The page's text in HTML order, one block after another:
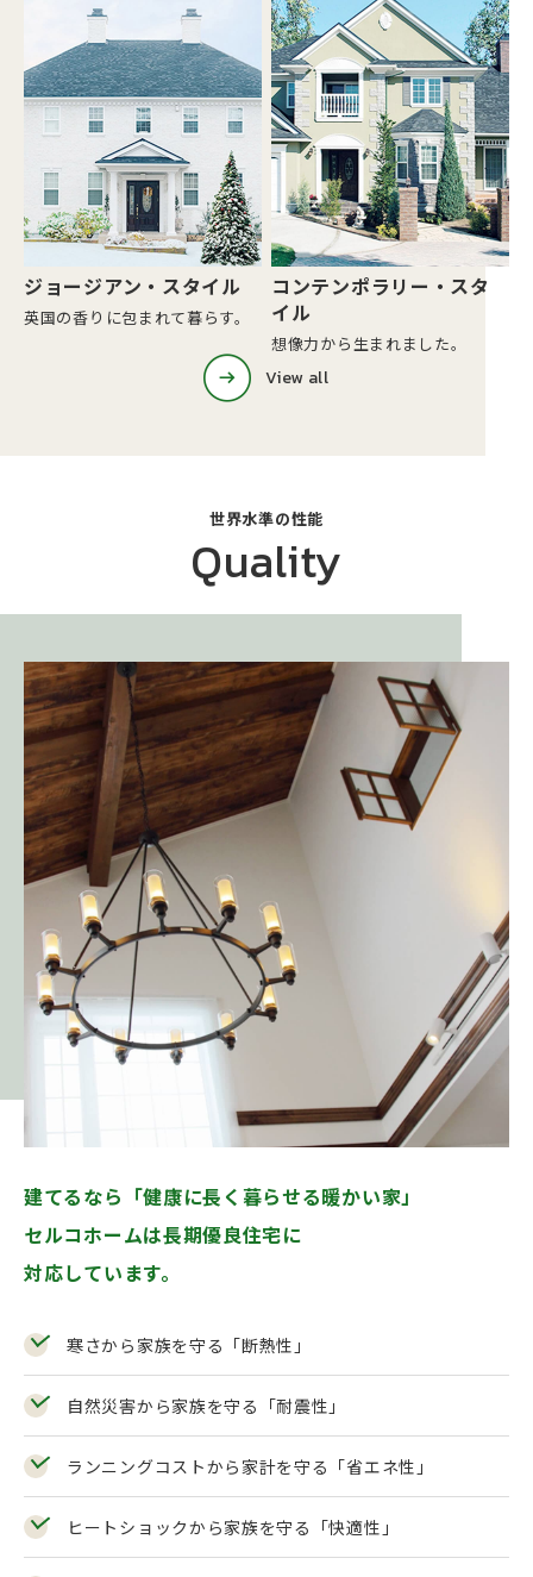
ジョージアン・スタイル
英国の香りに包まれて暮らす。
コンテンポラリー・スタ
イル
想像力から生まれました。
View all
世界⽔準の性能
Quality
建てるなら「健康に⻑く暮らせる暖かい家」
セルコホームは⻑期優良住宅に
対応しています。
寒さから家族を守る「断熱性」
⾃然災害から家族を守る「耐震性」
ランニングコストから家計を守る「省エネ性」
ヒートショックから家族を守る「快適性」